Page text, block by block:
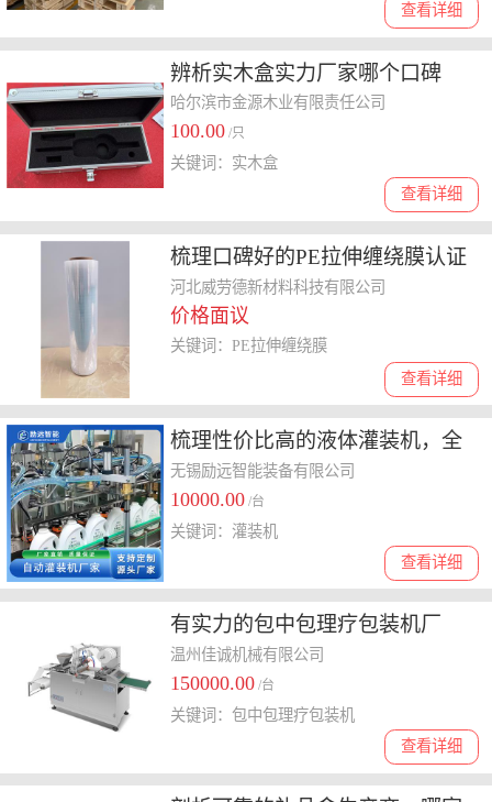
查看详细
辨析实木盒实力厂家哪个口碑
好，费用与品质权衡
哈尔滨市金源木业有限责任公司
100.00 /只
查看详细
关键词：实木盒
梳理口碑好的PE拉伸缠绕膜认证
厂家，选哪家更合适
河北威劳德新材料科技有限公司
价格面议
查看详细
关键词：PE拉伸缠绕膜
梳理性价比高的液体灌装机，全
自动灌装机怎么选择
无锡励远智能装备有限公司
10000.00 /台
查看详细
关键词：灌装机
有实力的包中包理疗包装机厂
商，价格大概多少钱呢
温州佳诚机械有限公司
150000.00 /台
查看详细
关键词：包中包理疗包装机